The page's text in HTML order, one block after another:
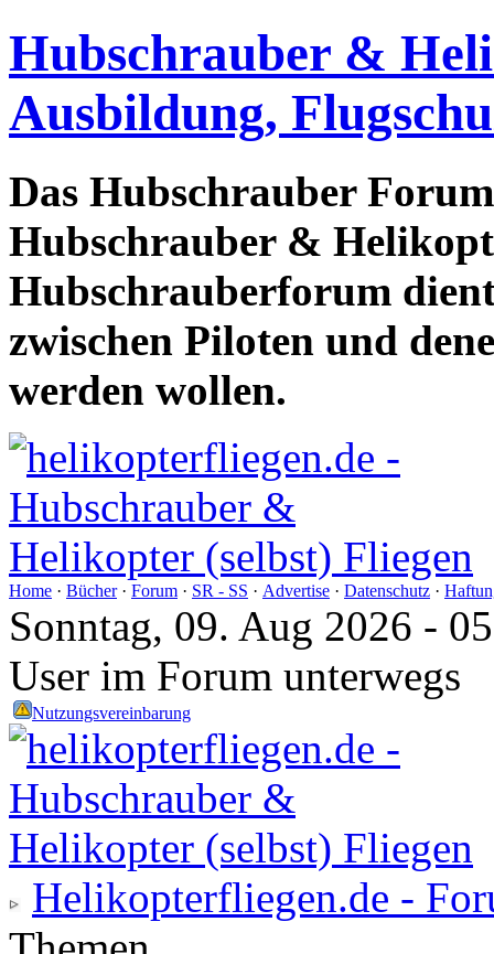
Hubschrauber &
Ausbildung,
Das Hubschrauber
Hubschrauber &
Hubschrauberforum
zwischen Piloten und
werden wollen.
Home · Bücher· Forum · SR - SS · Advertise · Datenschutz ·
Sonntag, 09. Aug 2026 -
User im Forum unterwegs
Nutzungsvereinbarung
Helikopterfliegen.de -